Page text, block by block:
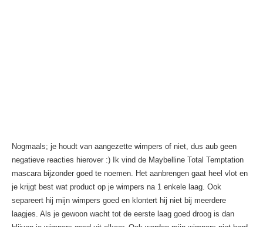
Nogmaals; je houdt van aangezette wimpers of niet, dus aub geen
negatieve reacties hierover :) Ik vind de Maybelline Total Temptation
mascara bijzonder goed te noemen. Het aanbrengen gaat heel vlot en
je krijgt best wat product op je wimpers na 1 enkele laag. Ook
separeert hij mijn wimpers goed en klontert hij niet bij meerdere
laagjes. Als je gewoon wacht tot de eerste laag goed droog is dan